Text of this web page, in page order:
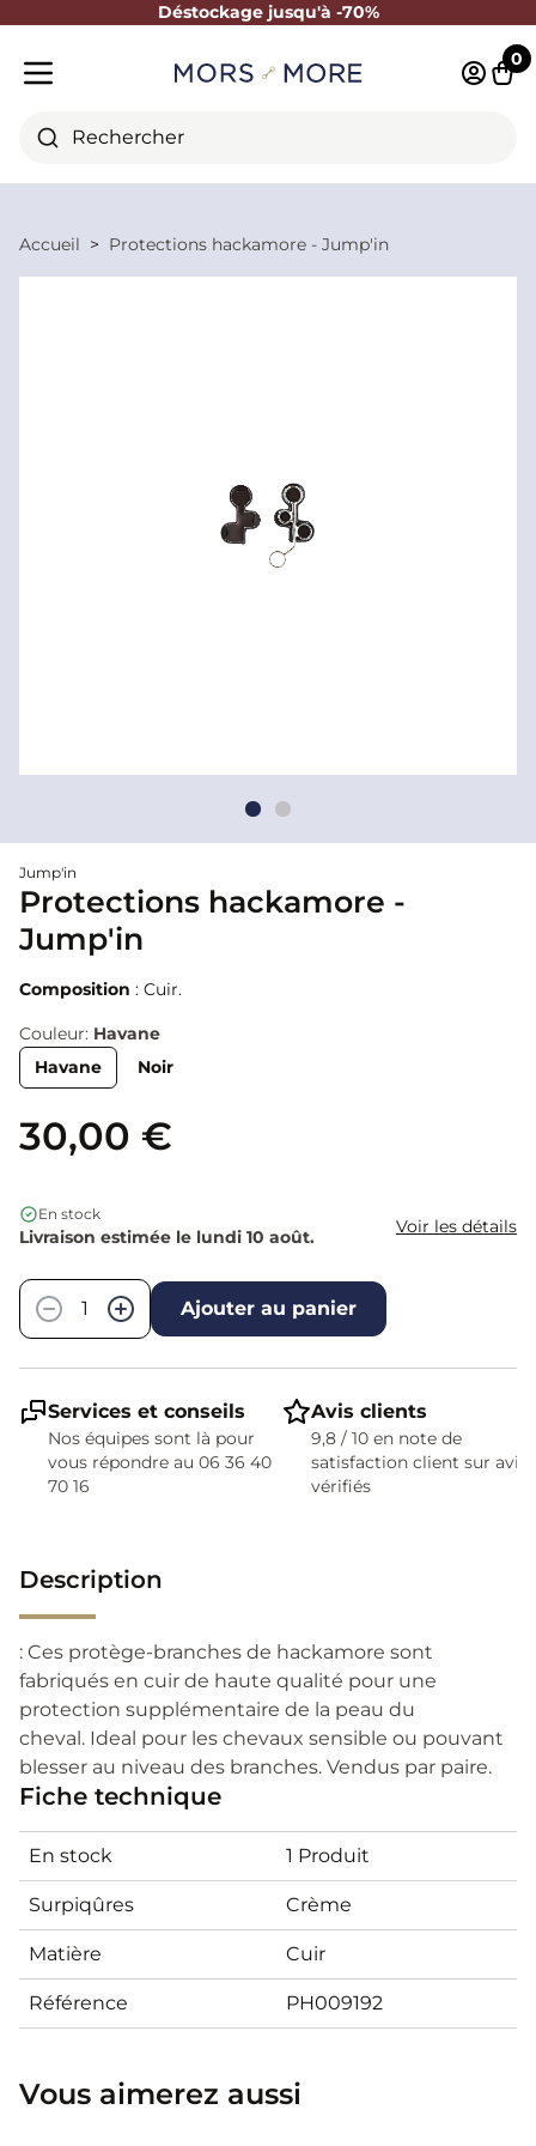
Déstockage jusqu'à -70%
Fermer
Rechercher
0
Accueil Protections hackamore - Jump'in
Jump'in
Protections hackamore -
Jump'in
Composition : Cuir.
Couleur: Havane
Havane
Noir
30,00 €
En stock
Livraison estimée le lundi 10 août. Voir les détails
−
+ Ajouter au panier
Services et conseils
Nos équipes sont là pour
vous répondre au 06 36 40
70 16
Avis clients
9,8 / 10 en note de
satisfaction client sur avis
vérifiés
Description
: Ces protège-branches de hackamore sont
fabriqués en cuir de haute qualité pour une
protection supplémentaire de la peau du
cheval. Ideal pour les chevaux sensible ou pouvant
blesser au niveau des branches. Vendus par paire.
Fiche technique
En stock 1 Produit
Surpiqûres Crème
Matière Cuir
Référence PH009192
Vous aimerez aussi